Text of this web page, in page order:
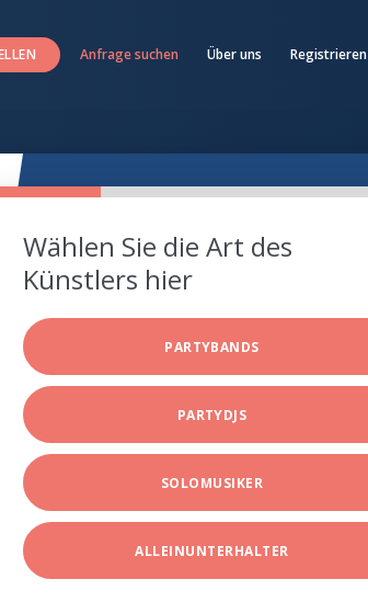
Anfrage suchen Über uns Registrieren
Wählen Sie die Art des
Künstlers hier
PARTYBANDS
PARTYDJS
SOLOMUSIKER
ALLEINUNTERHALTER